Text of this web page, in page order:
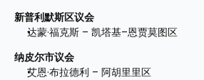
新普利默斯区议会
达蒙·福克斯 – 凯塔基–恩贾莫图区
纳皮尔市议会
艾恩·布拉德利 – 阿胡里里区